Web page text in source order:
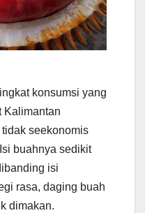
konsumsi yang
Kalimantan
seekonomis
buahnya sedikit
isi
rasa, daging buah
dimakan.